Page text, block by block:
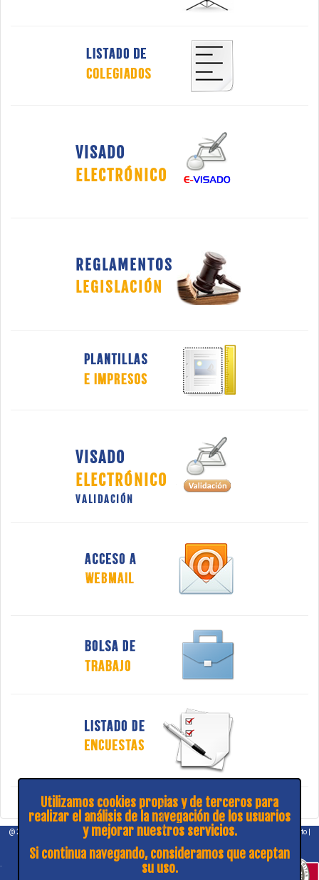
@ 2026 COPITIBA | Aviso legal |Política de privacidad |¿Consulta y sugerencias? Contacto
Mapa web
Utilizamos cookies propias y de terceros para
realizar el análisis de la navegación de los usuarios
y mejorar nuestros servicios.
Si continua navegando, consideramos que aceptan
su uso.